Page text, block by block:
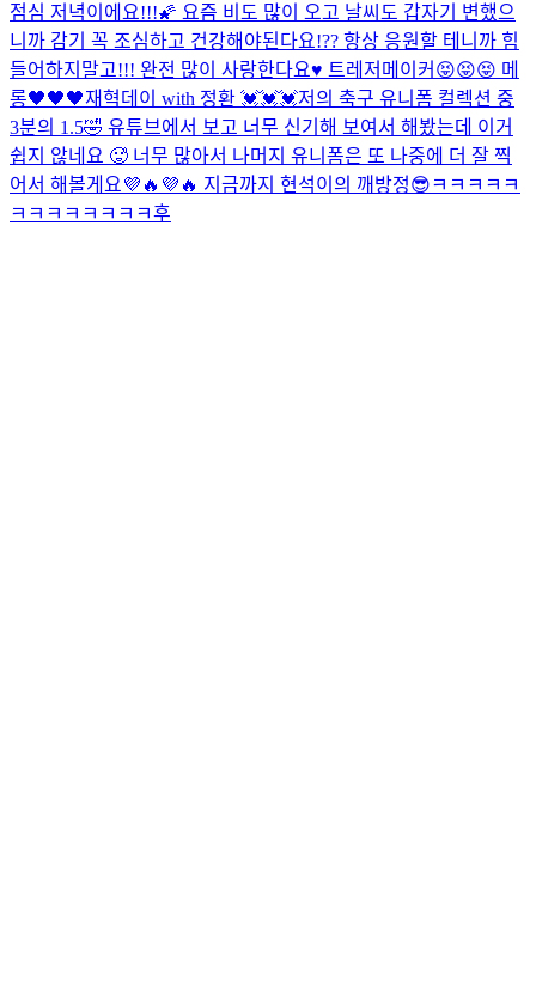
점심 저녁이에요!!!🌠 요즘 비도 많이 오고 날씨도 갑자기 변했으
니까 감기 꼭 조심하고 건강해야된다요!?? 항상 응원할 테니까 힘
들어하지말고!!! 완전 많이 사랑한다요♥️ 트레저메이커😝😝😝 메
롱🖤🖤🖤재혁데이 with 정환 💓💓💓저의 축구 유니폼 컬렉션 중
3분의 1.5🤣 유튜브에서 보고 너무 신기해 보여서 해봤는데 이거
쉽지 않네요 🥵 너무 많아서 나머지 유니폼은 또 나중에 더 잘 찍
어서 해볼게요💜🔥💜🔥 지금까지 현석이의 깨방정😎ㅋㅋㅋㅋㅋ
ㅋㅋㅋㅋㅋㅋㅋㅋ후